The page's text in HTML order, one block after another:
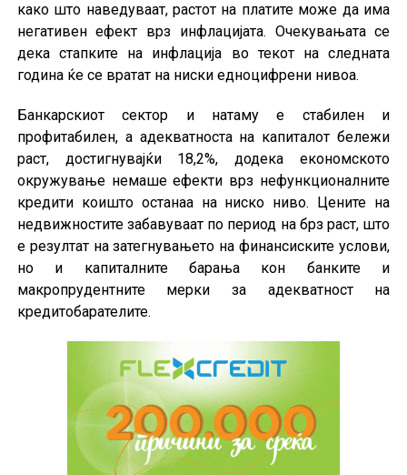
како што наведуваат, растот на платите може да има
негативен ефект врз инфлацијата. Очекувањата се
дека стапките на инфлација во текот на следната
година ќе се вратат на ниски едноцифрени нивоа.
Банкарскиот сектор и натаму е стабилен и
профитабилен, а адекватноста на капиталот бележи
раст, достигнувајќи 18,2%, додека економското
окружување немаше ефекти врз нефункционалните
кредити коишто останаа на ниско ниво. Цените на
недвижностите забавуваат по период на брз раст, што
е резултат на затегнувањето на финансиските услови,
но и капиталните барања кон банките и
макропрудентните мерки за адекватност на
кредитобарателите.